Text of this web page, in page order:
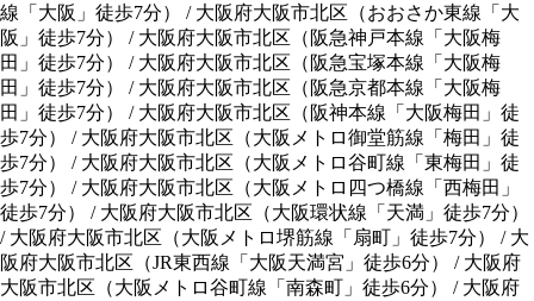
線「大阪」徒歩7分） / 大阪府大阪市北区 （おおさか東線「大
阪」徒歩7分） / 大阪府大阪市北区 （ 阪急神戸本線「大阪梅
田」徒歩7分） / 大阪府大阪市北区 （ 阪急宝塚本線「大阪梅
田」徒歩7分） / 大阪府大阪市北区 （ 阪急京都本線「大阪梅
田」徒歩7分） / 大阪府大阪市北区 （ 阪神本線「大阪梅田」徒
歩7分） / 大阪府大阪市北区 （大阪メトロ御堂筋線「梅田」徒
歩7分） / 大阪府大阪市北区 （大阪メトロ谷町線「東梅田」徒
歩7分） / 大阪府大阪市北区 （大阪メトロ四つ橋線「西梅田」
徒歩7分） / 大阪府大阪市北区 （大阪環状線「天満」徒歩7分）
/ 大阪府大阪市北区 （大阪メトロ堺筋線「扇町」徒歩7分） / 大
阪府大阪市北区
（JR東西線「大阪天満宮」徒歩6分） / 大阪府
大阪市北区
（大阪メトロ谷町線「南森町」徒歩6分） / 大阪府